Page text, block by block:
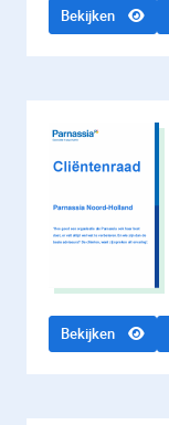
Bekijken
Bekijken